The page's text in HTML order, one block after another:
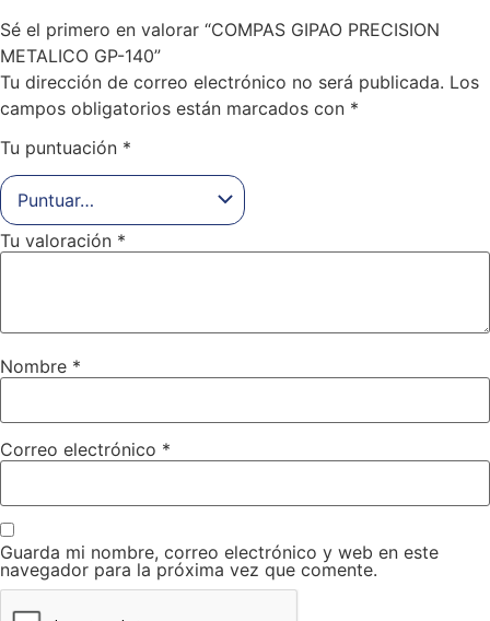
Sé el primero en valorar “COMPAS GIPAO PRECISION
METALICO GP-140”
Tu dirección de correo electrónico no será publicada. Los
campos obligatorios están marcados con *
Tu puntuación *
Tu valoración *
Nombre *
Correo electrónico *
Guarda mi nombre, correo electrónico y web en este
navegador para la próxima vez que comente.